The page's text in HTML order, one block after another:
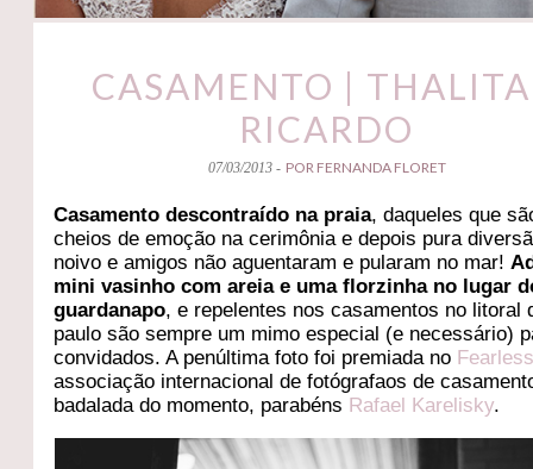
CASAMENTO |
RICARDO
07/03/2013 - POR FERNANDA FLORET
Casamento descontraído na praia, daqueles que
cheios de emoção na cerimônia e depois pura
noivo e amigos não aguentaram e pularam no mar!
mini vasinho com areia e uma florzinha no lugar
guardanapo, e repelentes nos casamentos no litoral
paulo são sempre um mimo especial (e necessário)
convidados. A penúltima foto foi premiada no
associação internacional de fotógrafaos de
badalada do momento, parabéns Rafael Karelisky.